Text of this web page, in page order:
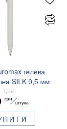
гелева
SILK 0,5 мм
BM.83100
Ціна
грн
штука